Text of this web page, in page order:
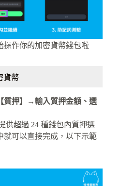
操作你的加密貨幣錢包啦
貨幣
質押】→輸入質押金額、選
供超過 24 種錢包內質押選
就可以直接完成，以下示範